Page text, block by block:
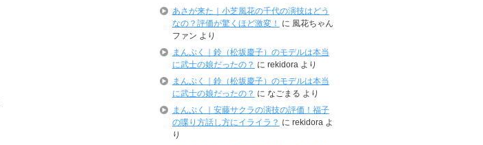
あさが来た｜小芝風花の千代の演技はどう
なの？評価が驚くほど激変！
に 風花ちゃん
ファン より
まんぷく｜鈴（松坂慶子）のモデルは本当
に武士の娘だったの？ に rekidora より
まんぷく｜鈴（松坂慶子）のモデルは本当
に武士の娘だったの？ に なごまる より
まんぷく｜安藤サクラの演技の評価！福子
の喋り方話し方にイライラ？ に rekidora よ
り